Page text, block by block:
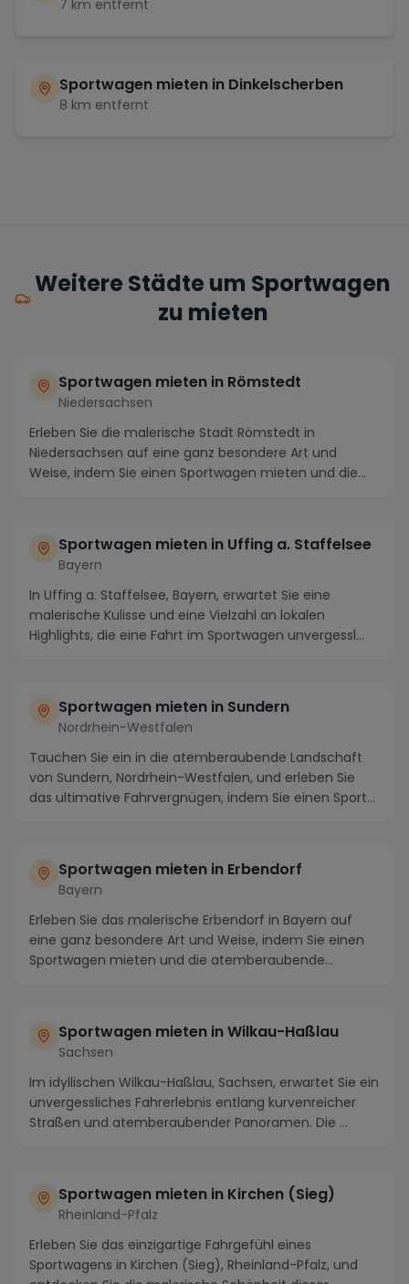
7 km entfernt
Sportwagen mieten in Dinkelscherben
8 km entfernt
Weitere Städte um Sportwagen
zu mieten
Sportwagen mieten in Römstedt
Niedersachsen
Erleben Sie die malerische Stadt Römstedt in
Niedersachsen auf eine ganz besondere Art und
Weise, indem Sie einen Sportwagen mieten und die
Sportwagen mieten in Uffing a. Staffelsee
Bayern
In Uffing a. Staffelsee, Bayern, erwartet Sie eine
malerische Kulisse und eine Vielzahl an lokalen
Highlights, die eine Fahrt im Sportwagen unvergessl...
Sportwagen mieten in Sundern
Nordrhein-Westfalen
Tauchen Sie ein in die atemberaubende Landschaft
von Sundern, Nordrhein-Westfalen, und erleben Sie
das ultimative Fahrvergnügen, indem Sie einen Sport...
Sportwagen mieten in Erbendorf
Bayern
Erleben Sie das malerische Erbendorf in Bayern auf
eine ganz besondere Art und Weise, indem Sie einen
Sportwagen mieten und die atemberaubende
Sportwagen mieten in Wilkau-Haßlau
Sachsen
Im idyllischen Wilkau-Haßlau, Sachsen, erwartet Sie ein
unvergessliches Fahrerlebnis entlang kurvenreicher
Straßen und atemberaubender Panoramen. Die ...
Sportwagen mieten in Kirchen (Sieg)
Rheinland-Pfalz
Erleben Sie das einzigartige Fahrgefühl eines
Sportwagens in Kirchen (Sieg), Rheinland-Pfalz, und